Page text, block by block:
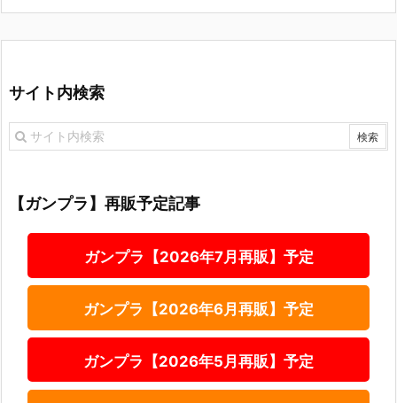
サイト内検索
【ガンプラ】再販予定記事
ガンプラ【2026年7月再販】予定
ガンプラ【2026年6月再販】予定
ガンプラ【2026年5月再販】予定